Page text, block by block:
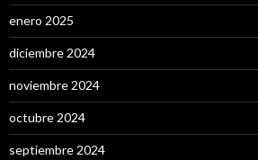
enero 2025
diciembre 2024
noviembre 2024
octubre 2024
septiembre 2024